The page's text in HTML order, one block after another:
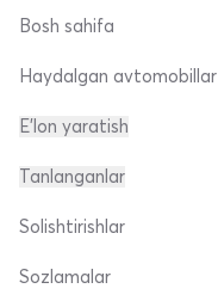
Bosh sahifa
Haydalgan avtomobillar
E'lon yaratish
Tanlanganlar
Solishtirishlar
Sozlamalar